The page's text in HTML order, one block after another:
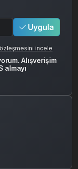
Uygula
incele
Alışverişim
almayı